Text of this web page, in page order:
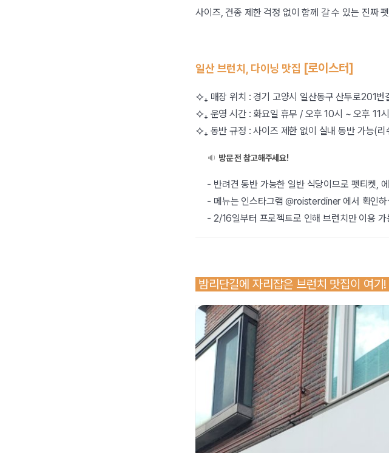
사이즈, 견종 제한 걱정 없이 함께 갈 수 있는 진짜
일산 브런치, 다이닝 맛집 [로이스터]
⯎₊ 매장 위치 : 경기 고양시 일산동구 산두로201번
⯎₊ 운영 시간 : 화요일 휴무 / 오후 10시 ~ 오후 11
⯎₊ 동반 규정 : 사이즈 제한 없이 실내 동반 가능(리
🔉 방문 전 참고해주세요!
- 반려견 동반 가능한 일반 식당이므로 펫티켓,
- 메뉴는 인스타그램 @roisterdiner 에서 확인하
- 2/16일부터 프로젝트로 인해 브런치만 이용 가
밤리단길에 자리잡은 브런치 맛집이 여기!